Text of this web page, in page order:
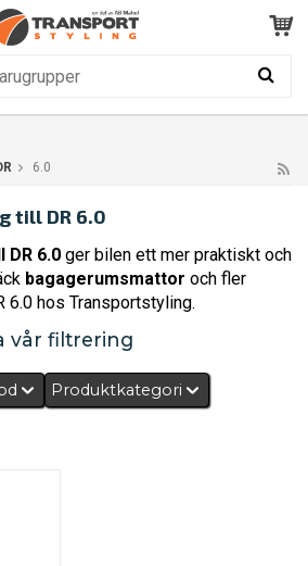
6.0
till DR 6.0
6.0 ger bilen ett mer praktiskt och
bagagerumsmattor och fler
6.0 hos Transportstyling.
vår filtrering
Produktkategori